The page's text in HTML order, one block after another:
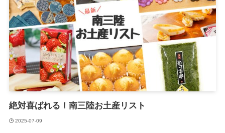
絶対喜ばれる！南三陸お土産リスト
2025-07-09